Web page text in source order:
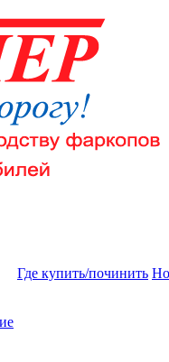
Где купить/починить